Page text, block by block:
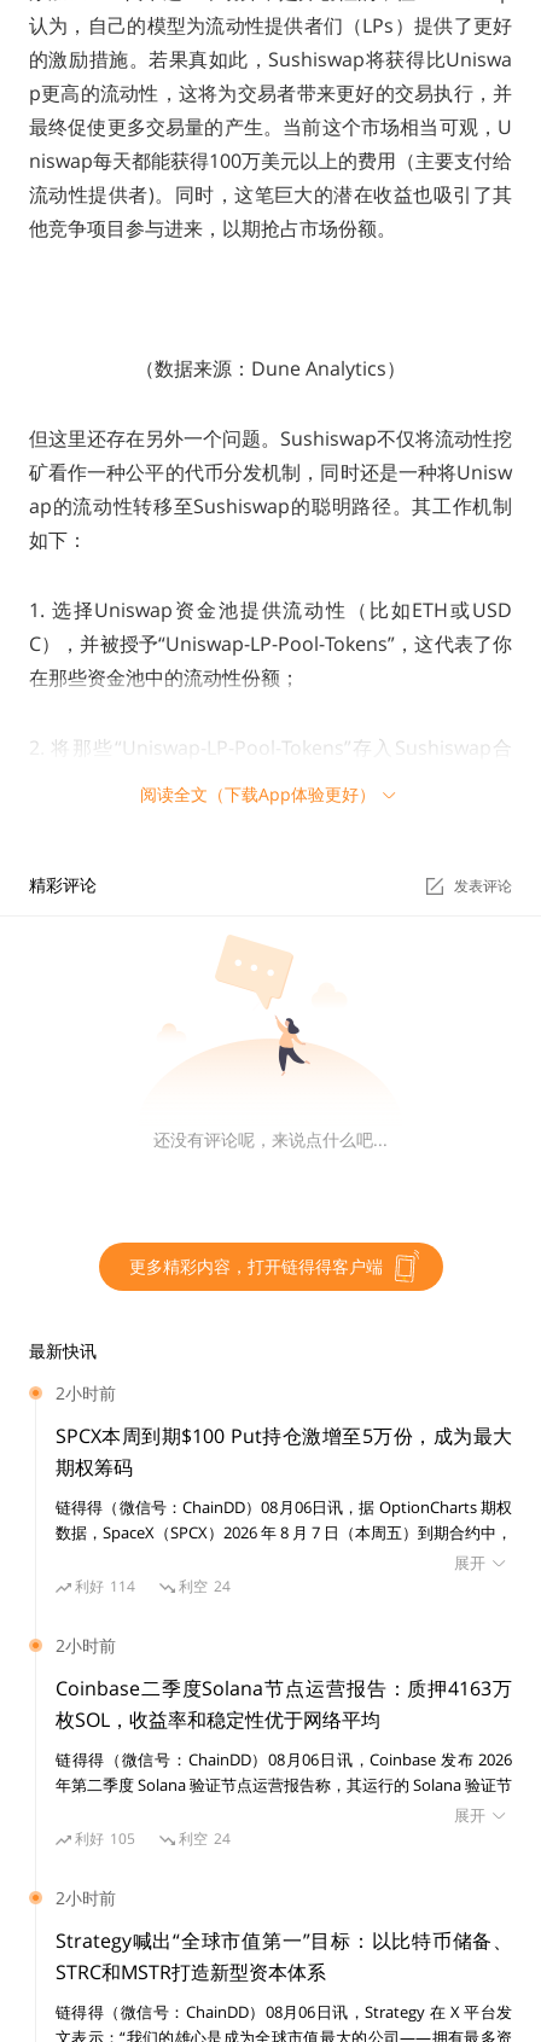
认为，自己的模型为流动性提供者们（LPs）提供了更好
的激励措施。若果真如此，Sushiswap将获得比Uniswa
p更高的流动性，这将为交易者带来更好的交易执行，并
最终促使更多交易量的产生。当前这个市场相当可观，U
niswap每天都能获得100万美元以上的费用（主要支付给
流动性提供者)。同时，这笔巨大的潜在收益也吸引了其
他竞争项目参与进来，以期抢占市场份额。
（数据来源：Dune Analytics）
但这里还存在另外一个问题。Sushiswap不仅将流动性挖
矿看作一种公平的代币分发机制，同时还是一种将Unisw
ap的流动性转移至Sushiswap的聪明路径。其工作机制
如下：
1. 选择Uniswap资金池提供流动性（比如ETH或USD
C），并被授予“Uniswap-LP-Pool-Tokens”，这代表了你
在那些资金池中的流动性份额；
2. 将那些“Uniswap-LP-Pool-Tokens”存入Sushiswap合
约中（“质押”它们），之后Sushiswap将在分发时按照比
3. 在未来某个特定时刻，Sushiswap的智能合约会将所
wap-LP-Pool-Tokens”，同时赎回所有质押在Uniswap池
中的资产，并将它们存入Sushiswap相同的资金池中。
最终，Uniswap的流动性将会自动转移至Sushiswap，
简而言之，将近20亿美元的“Uniswap-LP-Pool-Tokens”
USHI代币。Sushiswap质押者们提供流动性获得的年收
益（APY）有时甚至会超过1000%，更是极大地推动了这
一趋势。同时，在如此雄厚的存款的支持下，SUSHI开始
在一些去中心化交易所及中心化交易所上市交易，并迅速
升值，市值达到了3亿美元。
但在接下来的一周，一切都开始瓦解。随着越来越多的S
迅速下降，一些人只想尽快抽身，于是开始了大量抛售。
价格的下跌促使该项目的匿名首席开发商（“Chef Nom
i”）出售了价值1400万美元的SUSHI代币，因为其希望获
背叛了人们对他的信任（之前Chef Nomi承诺不出售任何
代币），他被逐出了这个项目。
之后Chef Nomi开始道歉，并在9月15日完成了1400万美
阅读全文（下载App体验更好）
精彩评论 发表评论
还没有评论呢，来说点什么吧...
更多精彩内容，打开链得得客户端
最新快讯
2小时前
SPCX本周到期$100 Put持仓激增至5万份，成为最大
期权筹码
链得得（微信号：ChainDD）08月06日讯，据 OptionCharts 期权
数据，SpaceX（SPCX）2026 年 8 月 7 日（本周五）到期合约中，
100 美元行权价 Put 期权未平仓合约升至 50,158 份，占据当前期
权持仓最高水平之一。 截至目前，SPCX 100 美元价位 Call 未平仓
集中布局下行保护或看跌头寸。 此前消息，昨日美股收盘，SPCX
收盘价为 108.27 美元，跌幅超 13%。
展开
利好 114 利空 24
2小时前
Coinbase二季度Solana节点运营报告：质押4163万
枚SOL，收益率和稳定性优于网络平均
链得得（微信号：ChainDD）08月06日讯，Coinbase 发布 2026
年第二季度 Solana 验证节点运营报告称，其运行的 Solana 验证节
点在收益率、稳定性和基础设施分布方面均优于网络平均水平。数
据显示，Coinbase 目前通过 23 个验证节点质押约 4163 万枚
括美国、英国、德国、日本、新加坡等地区。核心运营数据如下：
质押规模：4163 万 SOL，占全网质押量 9.72%； 质押收益率：Q2
2026 季度 APY 为 6.52%，高于全网平均 6.38%，领先 14 个基点；
区块跳过率（skip rate）：0.035%，低于全网平均 0.136%，约为
网络平均水平的四分之一。 Coinbase 表示，其验证节点采用多客
户端架构，目前运行 Harmonic、Jito、JitoBAM 和 Firedancer 等
展开
利好 105 利空 24
2小时前
Strategy喊出“全球市值第一”目标：以比特币储备、
STRC和MSTR打造新型资本体系
链得得（微信号：ChainDD）08月06日讯，Strategy 在 X 平台发
文表示：“我们的雄心是成为全球市值最大的公司——拥有最多资